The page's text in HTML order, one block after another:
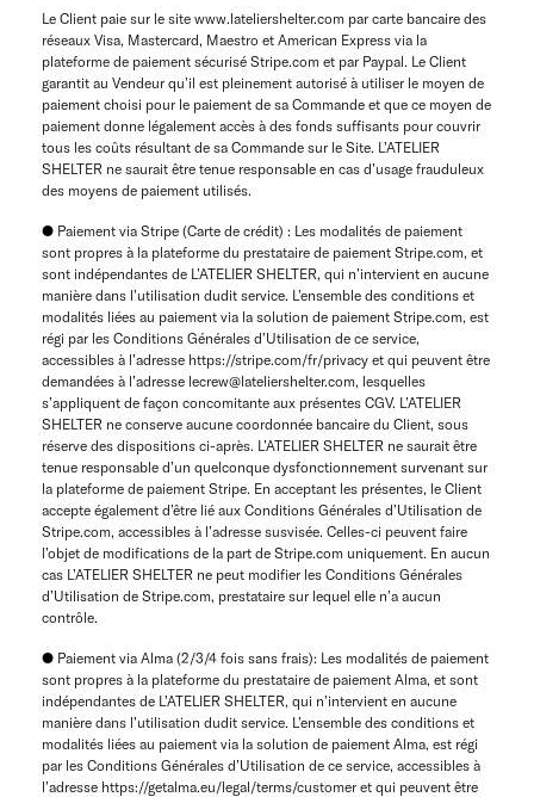
Le Client paie sur le site www.lateliershelter.com par carte bancaire des
réseaux Visa, Mastercard, Maestro et American Express via la
plateforme de paiement sécurisé Stripe.com et par Paypal. Le Client
garantit au Vendeur qu’il est pleinement autorisé à utiliser le moyen de
paiement choisi pour le paiement de sa Commande et que ce moyen de
paiement donne légalement accès à des fonds suffisants pour couvrir
tous les coûts résultant de sa Commande sur le Site. L’ATELIER
SHELTER ne saurait être tenue responsable en cas d’usage frauduleux
des moyens de paiement utilisés.
● Paiement via Stripe (Carte de crédit) : Les modalités de paiement
sont propres à la plateforme du prestataire de paiement Stripe.com, et
sont indépendantes de L’ATELIER SHELTER, qui n’intervient en aucune
manière dans l’utilisation dudit service. L’ensemble des conditions et
modalités liées au paiement via la solution de paiement Stripe.com, est
régi par les Conditions Générales d’Utilisation de ce service,
accessibles à l’adresse https://stripe.com/fr/privacy et qui peuvent être
demandées à l’adresse lecrew@lateliershelter.com, lesquelles
s’appliquent de façon concomitante aux présentes CGV. L’ATELIER
SHELTER ne conserve aucune coordonnée bancaire du Client, sous
réserve des dispositions ci-après. L’ATELIER SHELTER ne saurait être
tenue responsable d’un quelconque dysfonctionnement survenant sur
la plateforme de paiement Stripe. En acceptant les présentes, le Client
accepte également d’être lié aux Conditions Générales d’Utilisation de
Stripe.com, accessibles à l’adresse susvisée. Celles-ci peuvent faire
l’objet de modifications de la part de Stripe.com uniquement. En aucun
cas L’ATELIER SHELTER ne peut modifier les Conditions Générales
d’Utilisation de Stripe.com, prestataire sur lequel elle n’a aucun
contrôle.
● Paiement via Alma (2/3/4 fois sans frais): Les modalités de paiement
sont propres à la plateforme du prestataire de paiement Alma, et sont
indépendantes de L’ATELIER SHELTER, qui n’intervient en aucune
manière dans l’utilisation dudit service. L’ensemble des conditions et
modalités liées au paiement via la solution de paiement Alma, est régi
par les Conditions Générales d’Utilisation de ce service, accessibles à
l’adresse https://getalma.eu/legal/terms/customer et qui peuvent être